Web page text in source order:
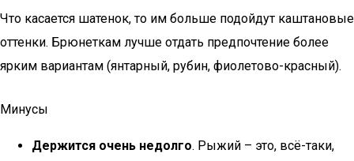
Что касается шатенок, то им больше подойдут каштановые
оттенки. Брюнеткам лучше отдать предпочтение более
ярким вариантам (янтарный, рубин, фиолетово-красный).
Минусы
Держится очень недолго. Рыжий – это, всё-таки,